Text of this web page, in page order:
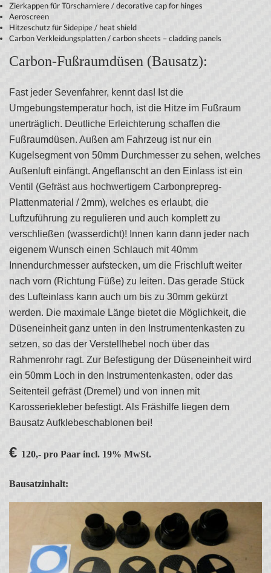
Carbon-Fußraumdüsen (Bausatz):
Fast jeder Sevenfahrer, kennt das! Ist die
Umgebungstemperatur hoch, ist die Hitze im Fußraum
unerträglich. Deutliche Erleichterung schaffen die
Fußraumdüsen. Außen am Fahrzeug ist nur ein
Kugelsegment von 50mm Durchmesser zu sehen, welches
Außenluft einfängt. Angeflanscht an den Einlass ist ein
Ventil (Gefräst aus hochwertigem Carbonprepreg-
Plattenmaterial / 2mm), welches es erlaubt, die
Luftzuführung zu regulieren und auch komplett zu
verschließen (wasserdicht)! Innen kann dann jeder nach
eigenem Wunsch einen Schlauch mit 40mm
Innendurchmesser aufstecken, um die Frischluft weiter
nach vorn (Richtung Füße) zu leiten. Das gerade Stück
des Lufteinlass kann auch um bis zu 30mm gekürzt
werden. Die maximale Länge bietet die Möglichkeit, die
Düseneinheit ganz unten in den Instrumentenkasten zu
setzen, so das der Verstellhebel noch über das
Rahmenrohr ragt. Zur Befestigung der Düseneinheit wird
ein 50mm Loch in den Instrumentenkasten, oder das
Seitenteil gefräst (Dremel) und von innen mit
Karosseriekleber befestigt. Als Fräshilfe liegen dem
Bausatz Aufklebeschablonen bei!
€ 120,- pro Paar incl. 19% MwSt.
Bausatzinhalt:
Zierkappen für Türscharniere / decorative cap for hinges
Aeroscreen
Hitzeschutz für Sidepipe / heat shield
Carbon Verkleidungsplatten / carbon sheets – cladding panels